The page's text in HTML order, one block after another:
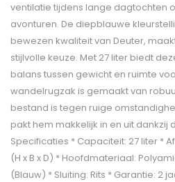
ventilatie tijdens lange dagtochten
avonturen. De diepblauwe
bewezen kwaliteit van Deuter,
stijlvolle keuze. Met 27 liter biedt
balans tussen gewicht en ruimte
wandelrugzak is gemaakt van
bestand is tegen ruige
pakt hem makkelijk in en uit dankzij
Specificaties * Capaciteit: 27 liter *
(H x B x D) * Hoofdmateriaal:
(Blauw) * Sluiting: Rits * Garantie: 2